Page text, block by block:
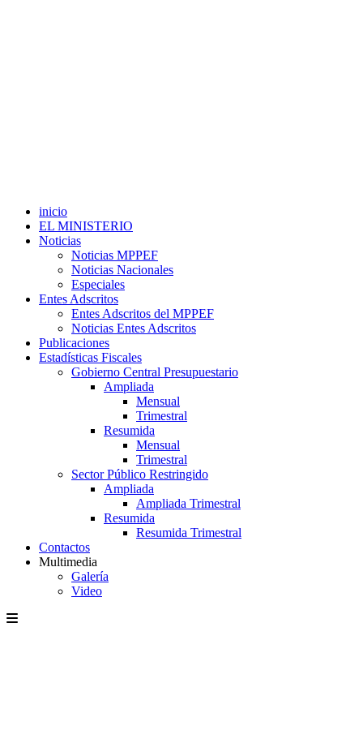
inicio
EL MINISTERIO
Noticias
Noticias MPPEF
Noticias Nacionales
Especiales
Entes Adscritos
Entes Adscritos del MPPEF
Noticias Entes Adscritos
Publicaciones
Estadísticas Fiscales
Gobierno Central Presupuestario
Ampliada
Mensual
Trimestral
Resumida
Mensual
Trimestral
Sector Público Restringido
Ampliada
Ampliada Trimestral
Resumida
Resumida Trimestral
Contactos
Multimedia
Galería
Video